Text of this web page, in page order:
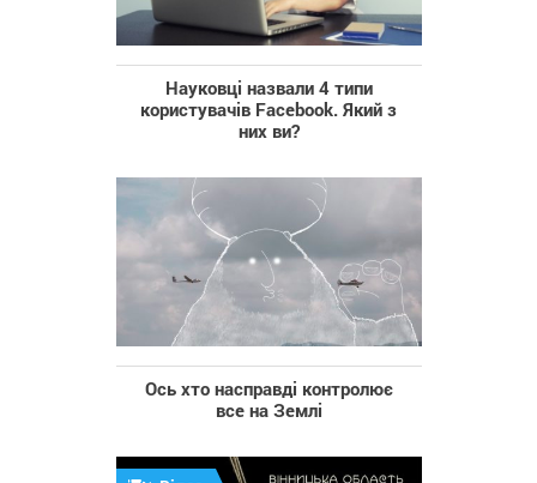
Науковці назвали 4 типи
користувачів Facebook. Який з
них ви?
Ось хто насправді контролює
все на Землі